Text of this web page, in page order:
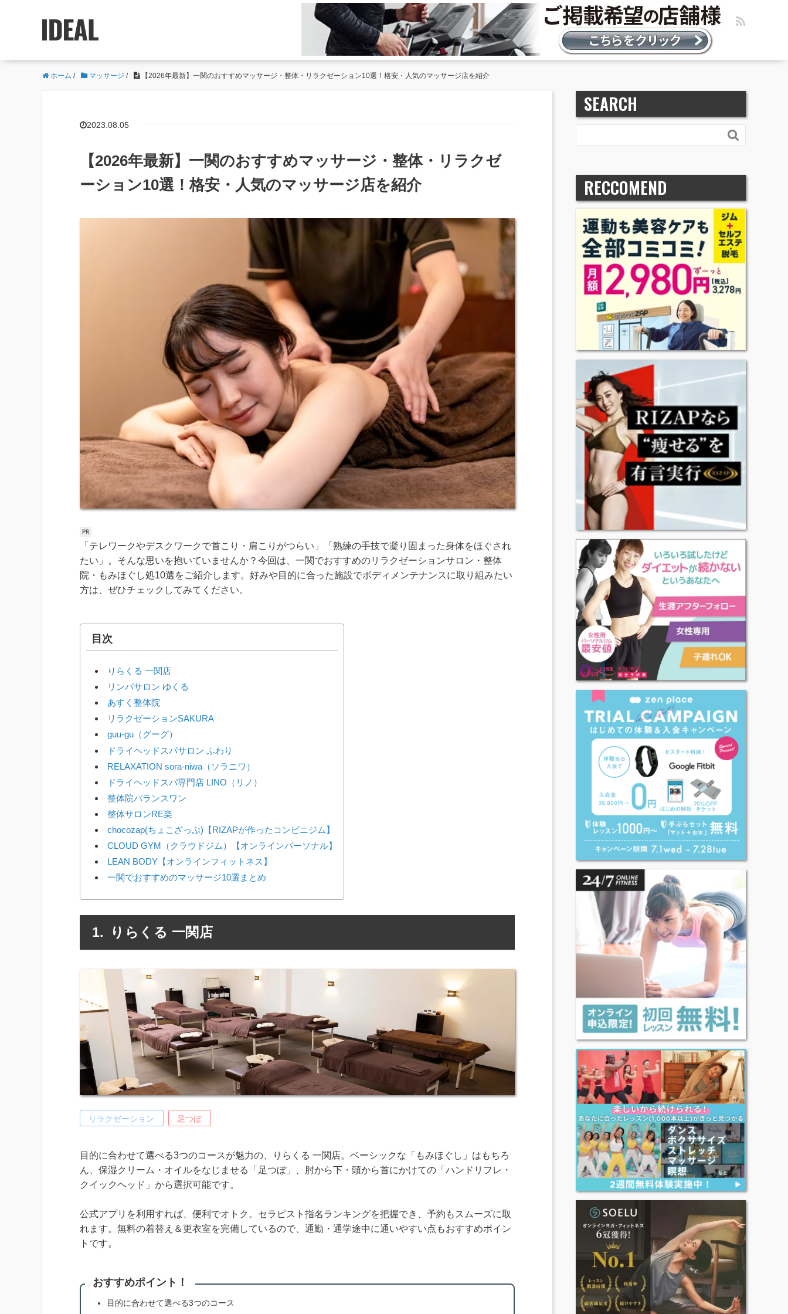
ホーム / マッサージ / 【2026年最新】一関のおすすめマッサージ・整体・リラクゼーション10選！格安・人気のマッサージ店を紹介
2023.08.05
【2026年最新】一関のおすすめマッサージ・整体・リラクゼ
ーション10選！格安・人気のマッサージ店を紹介
「テレワークやデスクワークで首こり・肩こりがつらい」「熟練の手技で凝り固まった身体をほぐされ
たい」。そんな思いを抱いていませんか？今回は、一関でおすすめのリラクゼーションサロン・整体
院・もみほぐし処10選をご紹介します。好みや目的に合った施設でボディメンテナンスに取り組みたい
方は、ぜひチェックしてみてください。
目次
りらくる 一関店
リンパサロン ゆくる
あすく整体院
リラクゼーションSAKURA
guu-gu（グーグ）
ドライヘッドスパサロン ふわり
RELAXATION sora-niwa（ソラニワ）
ドライヘッドスパ専門店 LINO（リノ）
整体院バランスワン
整体サロンRE楽
chocozap(ちょこざっぷ)【RIZAPが作ったコンビニジム】
CLOUD GYM（クラウドジム）【オンラインパーソナル】
LEAN BODY【オンラインフィットネス】
一関でおすすめのマッサージ10選まとめ
りらくる 一関店
リラクゼーション 足つぼ
目的に合わせて選べる3つのコースが魅力の、りらくる 一関店。ベーシックな「もみほぐし」はもちろ
ん、保湿クリーム・オイルをなじませる「足つぼ」、肘から下・頭から首にかけての「ハンドリフレ・
クイックヘッド」から選択可能です。
公式アプリを利用すれば、便利でオトク。セラピスト指名ランキングを把握でき、予約もスムーズに取
れます。無料の着替え＆更衣室を完備しているので、通勤・通学途中に通いやすい点もおすすめポイン
トです。
おすすめポイント！
目的に合わせて選べる3つのコース
SEARCH

RECCOMEND